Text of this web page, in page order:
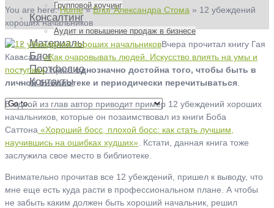
Групповой коучинг
Консалтинг
Аудит и повышение продаж в бизнесе
Материалы
Блог
Портфолио
Контакты
You are here:Home » Блог Александра Стома » 12 убеждений
хороших начальников
Вчера прочитал книгу Гая
Кавасаки«Как очаровывать людей. Искусство влиять на умы и
поступки». Книгаоднозначно достойна того, чтобы быть в
личной библиотеке и периодически перечитываться
В одной из глав автор приводит пример 12 убеждений хороших
начальников, которые он позаимствовал из книги Боба
Саттона «Хороший босс, плохой босс: как стать лучшим,
научившись на ошибках худших» . Кстати, данная книга тоже
заслужила свое место в библиотеке.
Внимательно прочитав все 12 убеждений, пришел к выводу, что
мне еще есть куда расти в профессиональном плане. А чтобы
не забыть каким должен быть хороший начальник, решил